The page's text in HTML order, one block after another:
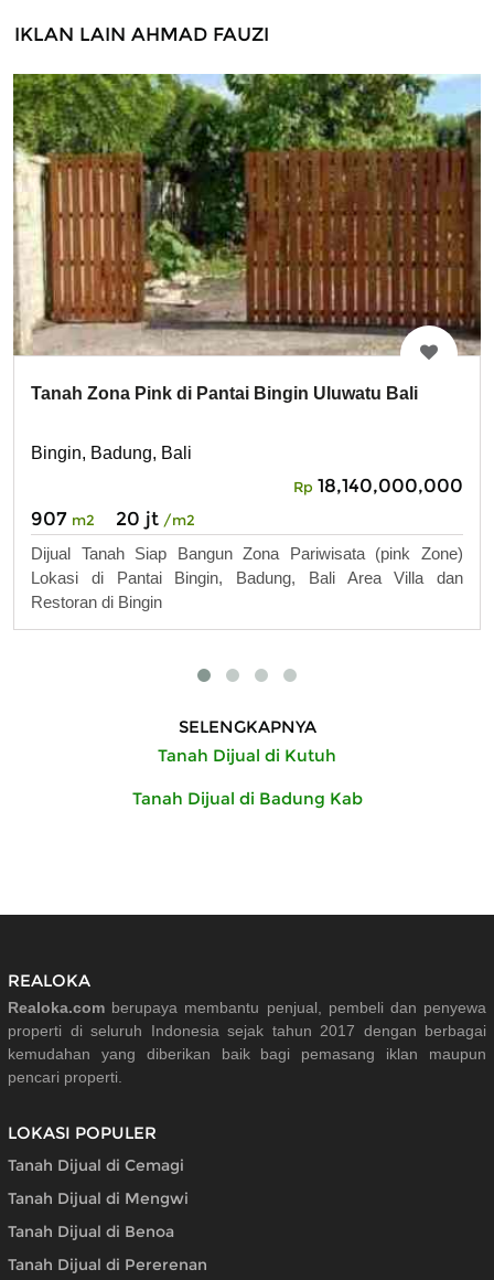
IKLAN LAIN AHMAD FAUZI
Tanah Zona Pink di Pantai Bingin Uluwatu Bali
Bingin, Badung, Bali
Rp 18,140,000,000
907 m2 20 jt /m2
Dijual Tanah Siap Bangun Zona Pariwisata (pink Zone)
Lokasi di Pantai Bingin, Badung, Bali Area Villa dan
Restoran di Bingin
SELENGKAPNYA
Tanah Dijual di Kutuh
Tanah Dijual di Badung Kab
REALOKA
Realoka.com berupaya membantu penjual, pembeli dan penyewa
properti di seluruh Indonesia sejak tahun 2017 dengan berbagai
kemudahan yang diberikan baik bagi pemasang iklan maupun
pencari properti.
LOKASI POPULER
Tanah Dijual di Cemagi
Tanah Dijual di Mengwi
Tanah Dijual di Benoa
Tanah Dijual di Pererenan